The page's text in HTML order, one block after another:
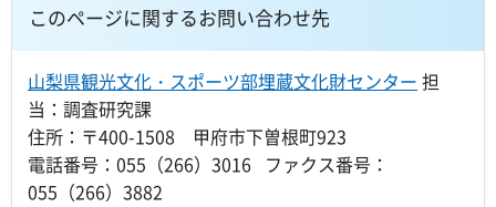
このページに関するお問い合わせ先
山梨県観光文化・スポーツ部埋蔵文化財センター 担
当：調査研究課
住所：〒400-1508 甲府市下曽根町923
電話番号：055（266）3016 ファクス番号：
055（266）3882